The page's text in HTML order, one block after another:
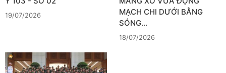
19/07/2026
MẠCH CHI DƯỚI BẰNG
SÓNG…
18/07/2026